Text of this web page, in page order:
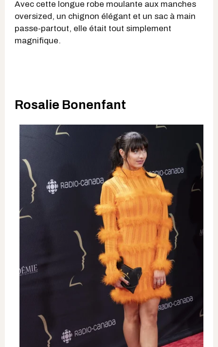
Avec cette longue robe moulante aux manches
oversized, un chignon élégant et un sac à main
passe-partout, elle était tout simplement
magnifique.
Rosalie Bonenfant